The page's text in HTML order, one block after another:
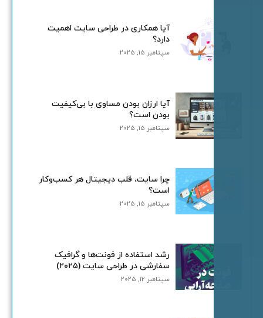
آیا همکاری در طراحی سایت اهمیت
دارد؟
سپتامبر 15, 2025
آیا ارزان بودن مساوی با بی‌کیفیت
بودن است؟
سپتامبر 15, 2025
چرا سایت، قلب دیجیتال هر کسب‌وکار
است؟
سپتامبر 15, 2025
رشد استفاده از فونت‌ها و گرافیک
سفارشی در طراحی سایت (۲۰۲۵)
سپتامبر 12, 2025